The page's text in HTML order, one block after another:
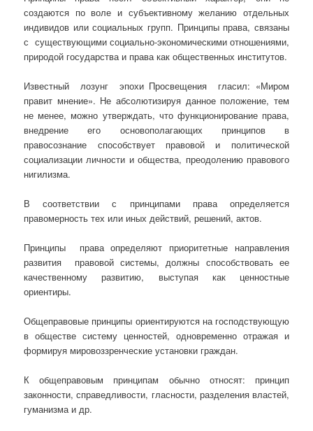
создаются по воле и субъективному желанию отдельных
индивидов или социальных групп. Принципы права, связаны
с существующими социально-экономическими отношениями,
природой государства и права как общественных институтов.
Известный лозунг эпохи Просвещения гласил: «Миром
правит мнение». Не абсолютизируя данное положение, тем
не менее, можно утверждать, что функционирование права,
внедрение его основополагающих принципов в
правосознание способствует правовой и политической
социализации личности и общества, преодолению правового
нигилизма.
В соответствии с принципами права определяется
правомерность тех или иных действий, решений, актов.
Принципы права определяют приоритетные направления
развития правовой системы, должны способствовать ее
качественному развитию, выступая как ценностные
ориентиры.
Общеправовые принципы ориентируются на господствующую
в обществе систему ценностей, одновременно отражая и
формируя мировоззренческие установки граждан.
К общеправовым принципам обычно относят: принцип
законности, справедливости, гласности, разделения властей,
гуманизма и др.